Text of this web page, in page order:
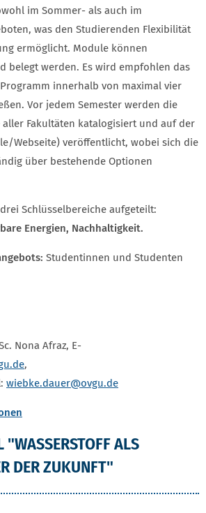
im Sommer- als auch im
was den Studierenden Flexibilität
ermöglicht. Module können
belegt werden. Es wird empfohlen das
Programm innerhalb von maximal vier
Vor jedem Semester werden die
Fakultäten katalogisiert und auf der
Webseite) veröffentlicht, wobei sich die
über bestehende Optionen
Schlüsselbereiche aufgeteilt:
Energien, Nachhaltigkeit.
Studentinnen und Studenten
Nona Afraz, E-
,
wiebke.dauer@ovgu.de
"WASSERSTOFF ALS
DER ZUKUNFT"